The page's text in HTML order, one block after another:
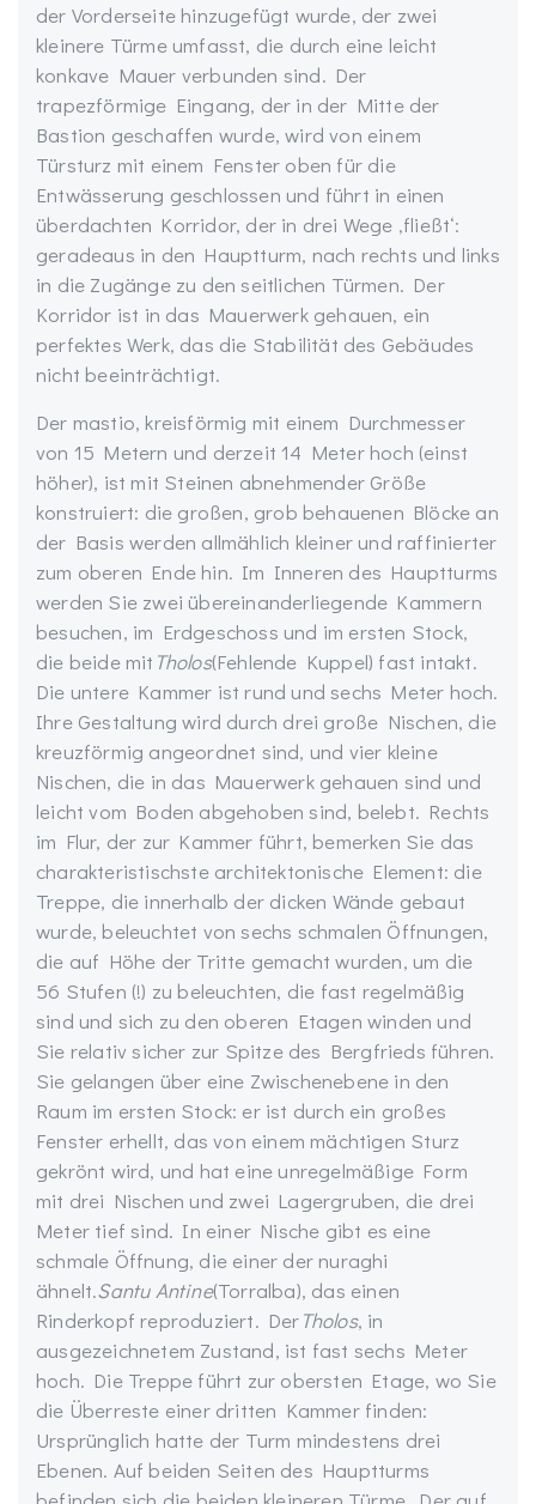
der Vorderseite hinzugefügt wurde, der zwei
kleinere Türme umfasst, die durch eine leicht
konkave Mauer verbunden sind. Der
trapezförmige Eingang, der in der Mitte der
Bastion geschaffen wurde, wird von einem
Türsturz mit einem Fenster oben für die
Entwässerung geschlossen und führt in einen
überdachten Korridor, der in drei Wege ‚fließt‘:
geradeaus in den Hauptturm, nach rechts und links
in die Zugänge zu den seitlichen Türmen. Der
Korridor ist in das Mauerwerk gehauen, ein
perfektes Werk, das die Stabilität des Gebäudes
nicht beeinträchtigt.
Der mastio, kreisförmig mit einem Durchmesser
von 15 Metern und derzeit 14 Meter hoch (einst
höher), ist mit Steinen abnehmender Größe
konstruiert: die großen, grob behauenen Blöcke an
der Basis werden allmählich kleiner und raffinierter
zum oberen Ende hin. Im Inneren des Hauptturms
werden Sie zwei übereinanderliegende Kammern
besuchen, im Erdgeschoss und im ersten Stock,
die beide mit Tholos(Fehlende Kuppel) fast intakt.
Die untere Kammer ist rund und sechs Meter hoch.
Ihre Gestaltung wird durch drei große Nischen, die
kreuzförmig angeordnet sind, und vier kleine
Nischen, die in das Mauerwerk gehauen sind und
leicht vom Boden abgehoben sind, belebt. Rechts
im Flur, der zur Kammer führt, bemerken Sie das
charakteristischste architektonische Element: die
Treppe, die innerhalb der dicken Wände gebaut
wurde, beleuchtet von sechs schmalen Öffnungen,
die auf Höhe der Tritte gemacht wurden, um die
56 Stufen (!) zu beleuchten, die fast regelmäßig
sind und sich zu den oberen Etagen winden und
Sie relativ sicher zur Spitze des Bergfrieds führen.
Sie gelangen über eine Zwischenebene in den
Raum im ersten Stock: er ist durch ein großes
Fenster erhellt, das von einem mächtigen Sturz
gekrönt wird, und hat eine unregelmäßige Form
mit drei Nischen und zwei Lagergruben, die drei
Meter tief sind. In einer Nische gibt es eine
schmale Öffnung, die einer der nuraghi
ähnelt.Santu Antine(Torralba), das einen
Rinderkopf reproduziert. DerTholos, in
ausgezeichnetem Zustand, ist fast sechs Meter
hoch. Die Treppe führt zur obersten Etage, wo Sie
die Überreste einer dritten Kammer finden:
Ursprünglich hatte der Turm mindestens drei
Ebenen. Auf beiden Seiten des Hauptturms